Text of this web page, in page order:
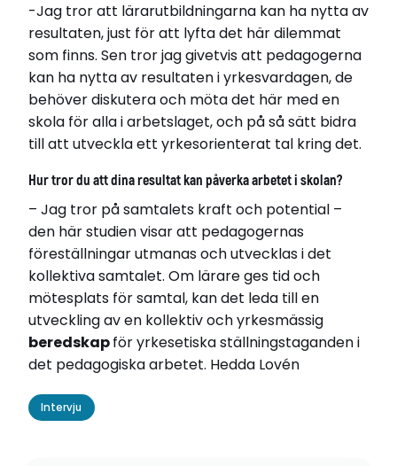
-Jag tror att lärarutbildningarna kan ha nytta av
resultaten, just för att lyfta det här dilemmat
som finns. Sen tror jag givetvis att pedagogerna
kan ha nytta av resultaten i yrkesvardagen, de
behöver diskutera och möta det här med en
skola för alla i arbetslaget, och på så sätt bidra
till att utveckla ett yrkesorienterat tal kring det.
Hur tror du att dina resultat kan påverka arbetet i skolan?
– Jag tror på samtalets kraft och potential –
den här studien visar att pedagogernas
föreställningar utmanas och utvecklas i det
kollektiva samtalet. Om lärare ges tid och
mötesplats för samtal, kan det leda till en
utveckling av en kollektiv och yrkesmässig
beredskapför yrkesetiska ställningstaganden i
det pedagogiska arbetet. Hedda Lovén
Intervju